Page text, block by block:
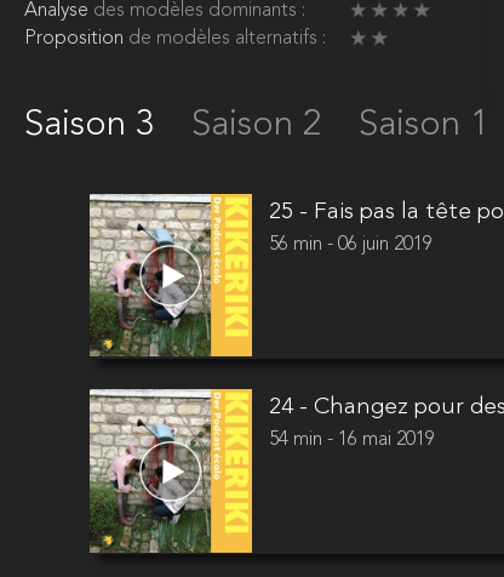
Analyse des modèles dominants :
Proposition de modèles alternatifs :
Saison 3 Saison 2 Saison 1
25 - Fais pas la tête
56 min - 06 juin 2019
24 - Changez pour
54 min - 16 mai 2019